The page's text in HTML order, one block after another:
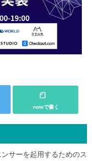
noteで書く
サーを起用するためのス